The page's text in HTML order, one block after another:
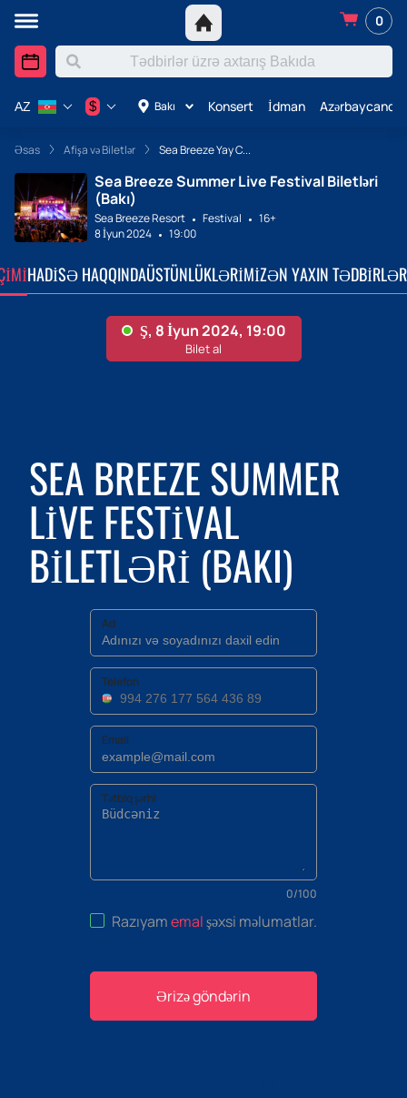
0
Bakı Konsert İdman Azərbaycanda
AZ $
Əsas Afişa və Biletlər Sea Breeze Yay C...
Sea Breeze Summer Live Festival Biletləri
(Bakı)
Sea Breeze Resort Festival
16+
8 İyun 2024
19:00
HADISƏ HAQQINDAÜSTÜNLÜKLƏRIMIZƏN YAXIN TƏDBIRLƏR
SEA BREEZE SUMMER
LIVE FESTIVAL
BILETLƏRI (BAKI)
Ad
Telefon
Email
Tətbiq şərhi
0/100
Razıyamemalşəxsi məlumatlar.
Ərizə göndərin